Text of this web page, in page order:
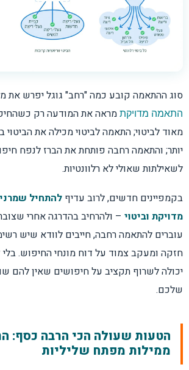
סוג ההתאמה קובע כמה "רחב" גוגל יפרש את
התאמה מדויקת מראה את המודעה רק
מאוד לביטוי; התאמה לביטוי מכילה את
יותר; והתאמה רחבה פותחת את הברז לנפח
לשאילתות שאולי לא רלוונטיות.
בקמפיינים חדשים, לרוב עדיף להתחיל
מדויקת וביטוי – ולהרחיב בהדרגה אחרי
עוברים להתאמה רחבה, חייבים לוודא שיש
חזקה ומעקב צמוד על דוח מונחי החיפוש.
יכולה לשרוף תקציב על חיפושים שאין להם
שלכם.
הטעות שעולה הכי הרבה כסף:
ממילות מפתח שליליות